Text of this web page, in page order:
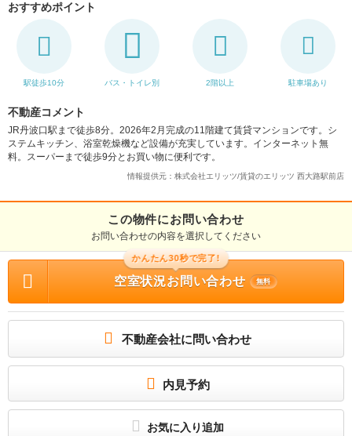
おすすめポイント
駅徒歩10分 バス・トイレ別 2階以上 駐車場あり
不動産コメント
JR丹波口駅まで徒歩8分。2026年2月完成の11階建て賃貸マンションです。シ
ステムキッチン、浴室乾燥機など設備が充実しています。インターネット無
料。スーパーまで徒歩9分とお買い物に便利です。
情報提供元：株式会社エリッツ/賃貸のエリッツ 西大路駅前店
この物件にお問い合わせ
お問い合わせの内容を選択してください
かんたん30秒で完了!
空室状況お問い合わせ 無料
不動産会社に問い合わせ
内見予約
お気に入り追加